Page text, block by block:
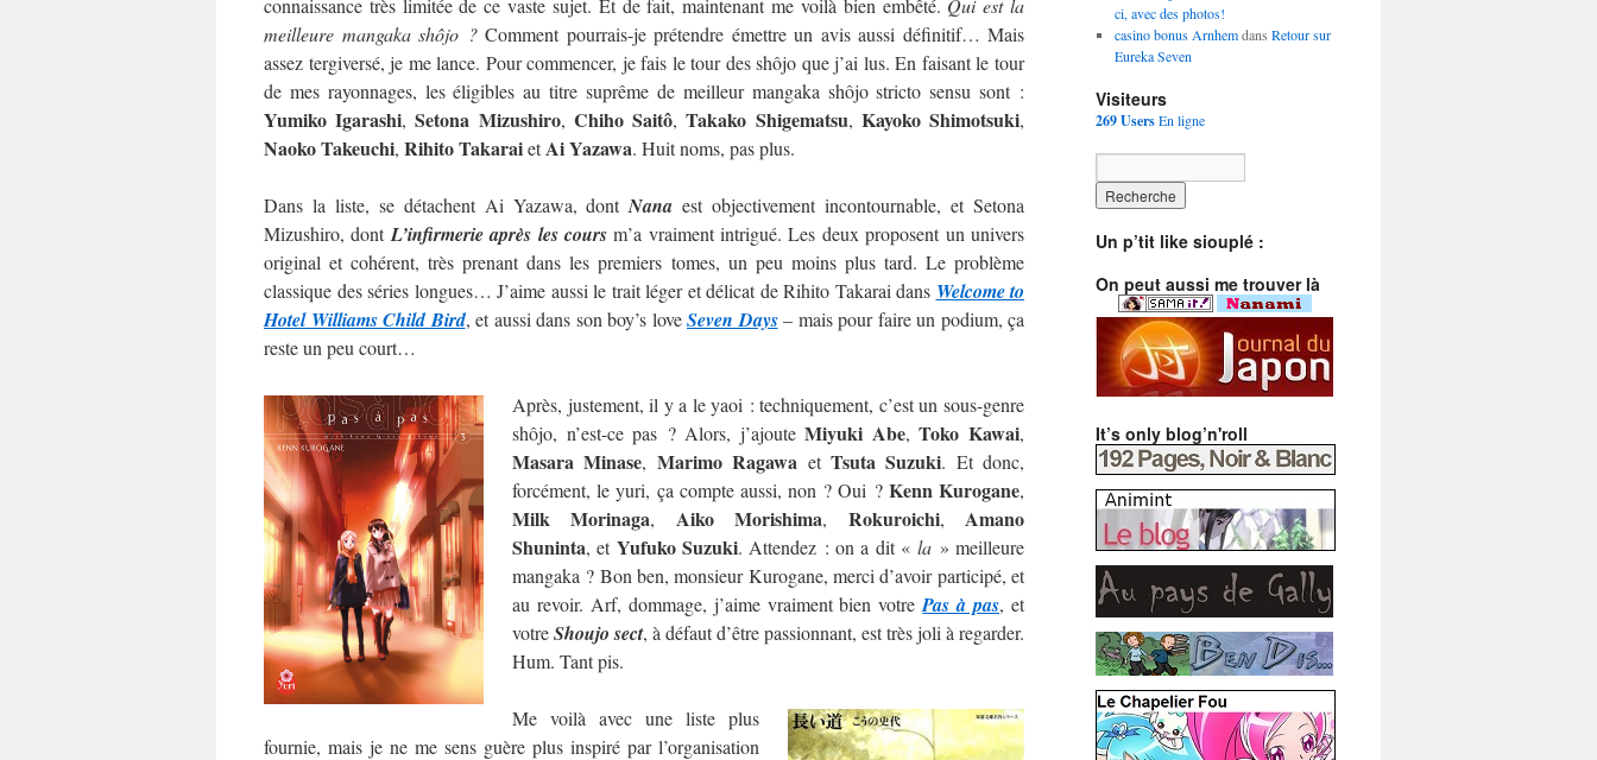
connaissance très limitée de ce vaste sujet. Et de fait, maintenant me voilà bien embêté. Qui est la
meilleure mangaka shôjo ?Comment pourrais-je prétendre émettre un avis aussi définitif… Mais
assez tergiversé, je me lance. Pour commencer, je fais le tour des shôjo que j’ai lus. En faisant le tour
de mes rayonnages, les éligibles au titre suprême de meilleur mangaka shôjo stricto sensu sont :
Yumiko Igarashi,Setona Mizushiro, Chiho Saitô,Takako Shigematsu, Kayoko Shimotsuki,
NaokoTakeuchi, Rihito TakaraietAiYazawa. Huit noms, pas plus.
Dans la liste, se détachent Ai Yazawa, dontNana est objectivement incontournable, et Setona
Mizushiro, dont L’infirmerie après les coursm’a vraiment intrigué. Les deux proposent un univers
original et cohérent, très prenant dans les premiers tomes, un peu moins plus tard. Le problème
classique des séries longues… J’aime aussi le trait léger et délicat de Rihito Takarai dans Welcome to
Hotel Williams Child Bird, et aussi dans son boy’s loveSeven Days– mais pour faire un podium, ça
reste un peu court…
Après, justement, il y a le yaoi : techniquement, c’est un sous-genre
shôjo, n’est-ce pas ? Alors, j’ajouteMiyuki Abe,Toko Kawai,
Masara Minase, Marimo Ragawa et Tsuta Suzuki. Et donc,
forcément, le yuri, ça compte aussi, non ? Oui ? Kenn Kurogane,
Milk Morinaga, Aiko Morishima, Rokuroichi, Amano
Shuninta, et Yufuko Suzuki. Attendez : on a dit «la » meilleure
mangaka ? Bon ben, monsieur Kurogane, merci d’avoir participé, et
au revoir. Arf, dommage, j’aime vraiment bien votrePas à pas, et
votreShoujo sect, à défaut d’être passionnant, est très joli à regarder.
Hum. Tant pis.
Me voilà avec une liste plus
fournie, mais je ne me sens guère plus inspiré par l’organisation
ci, avec des photos!
casino bonus Arnhemdans Retour sur
Eureka Seven
Visiteurs
269 UsersEn ligne
Un p’tit like siouplé :
On peut aussi me trouver là
It’s only blog’n'roll